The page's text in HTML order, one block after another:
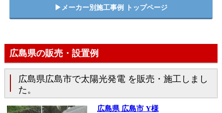
▶︎メーカー別施工事例 トップページ
広島県の販売・設置例
広島県広島市で太陽光発電 を販売・施工しまし
た。
広島県 広島市 Y様